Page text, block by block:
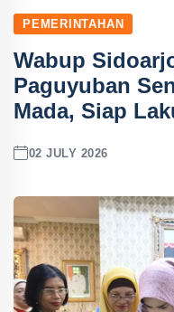
PEMERINTAHAN
Wabup
Paguyuban
Mada, Siap
02 JULY 2026